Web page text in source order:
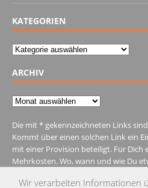
KATEGORIEN
Kategorien
ARCHIV
Archiv
Die mit * gekennzeichneten Links
Kommt über einen solchen Link ein
mit einer Provision beteiligt. Für Dich
Mehrkosten. Wo, wann und wie Du
Wir verarbeiten Informationen